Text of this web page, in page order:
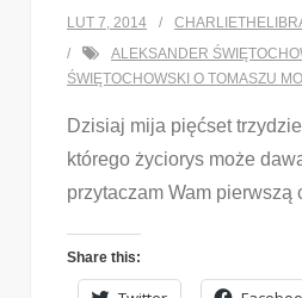
LUT 7, 2014
ALEKSANDER
ŚWIĘTOCHOWSKI O TOMASZU
Dzisiaj mija pięćset
którego życiorys może
przytaczam Wam
Share this: